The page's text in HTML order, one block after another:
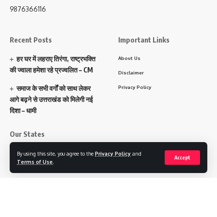
By using this site, you agree to the Privacy Policy and
Terms of Use
Accept
9876366116
Recent Posts
हर घर में लहराए तिरंगा, राष्ट्रभक्ति
की ज्वाला हमेशा रहे प्रज्वलित – CM
समाज के सभी वर्गों को साथ लेकर
आगे बढ़ने से उत्तराखंड को मिलेगी नई
दिशा – धामी
Important Links
About Us
Disclaimer
Privacy Policy
Our States
पंजाब
हरियाणा